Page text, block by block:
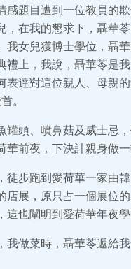
題目遭到一位教員的
，在我的懇求下，聶華
我女兒獲博士學位，聶
禮上，我說，聶華苓是
表達對這位親人、母親
。
罐頭、噴鼻菇及威士忌
前夜，下決計親身做一
徒步跑到愛荷華一家由
店展，原只占一個展位
也闡明到愛荷華年夜
我做菜時，聶華苓遞給